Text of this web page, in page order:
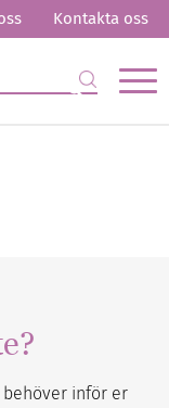
Kontakta oss
inför er